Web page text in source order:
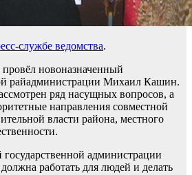
службе ведомства.
новоназначенный
райадминистрации Михаил Кашин.
ряд насущных вопросов, а
направления совместной
власти района, местного
администрации
работать для людей и делать